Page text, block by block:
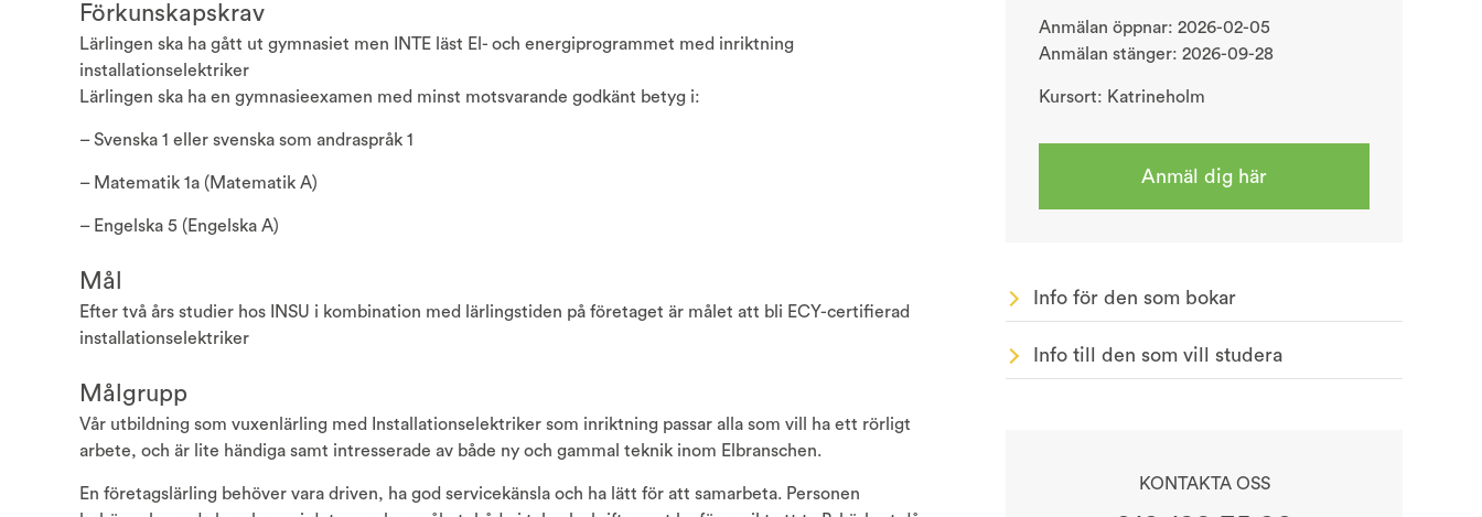
Förkunskapskrav
Lärlingen ska ha gått ut gymnasiet men INTE läst El- och energiprogrammet med inriktning
installationselektriker
Lärlingen ska ha en gymnasieexamen med minst motsvarande godkänt betyg i:
– Svenska 1 eller svenska som andraspråk 1
– Matematik 1a (Matematik A)
– Engelska 5 (Engelska A)
Mål
Efter två års studier hos INSU i kombination med lärlingstiden på företaget är målet att bli ECY-certifierad
installationselektriker
Målgrupp
Vår utbildning som vuxenlärling med Installationselektriker som inriktning passar alla som vill ha ett rörligt
arbete, och är lite händiga samt intresserade av både ny och gammal teknik inom Elbranschen.
En företagslärling behöver vara driven, ha god servicekänsla och ha lätt för att samarbeta. Personen
Anmälan öppnar: 2026-02-05
Anmälan stänger: 2026-09-28
Kursort: Katrineholm
Anmäl dig här
Info för den som bokar
Info till den som vill studera
KONTAKTA OSS